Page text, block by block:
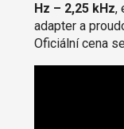
Hz – 2,25 kHz,
adapter a
Oficiální cena